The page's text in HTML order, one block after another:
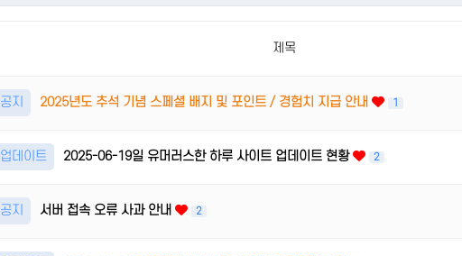
제목
공지 2025년도 추석 기념 스페셜 배지 및 포인트 / 경험치 지급 안내 1
업데이트 2025-06-19일 유머러스한 하루 사이트 업데이트 현황 2
공지 서버 접속 오류 사과 안내 2